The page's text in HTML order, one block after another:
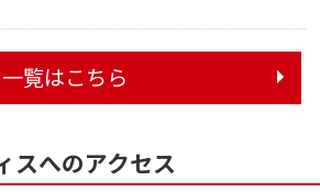
一覧はこちら
スへのアクセス